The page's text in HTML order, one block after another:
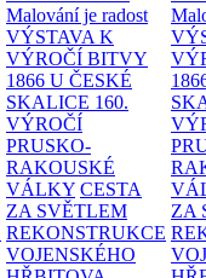
Malování je radost
VÝSTAVA K
VÝROČÍ BITVY
1866 U ČESKÉ
SKALICE 160.
VÝROČÍ
PRUSKO-
RAKOUSKÉ
VÁLKY CESTA
ZA SVĚTLEM
REKONSTRUKCE
VOJENSKÉHO
ZA